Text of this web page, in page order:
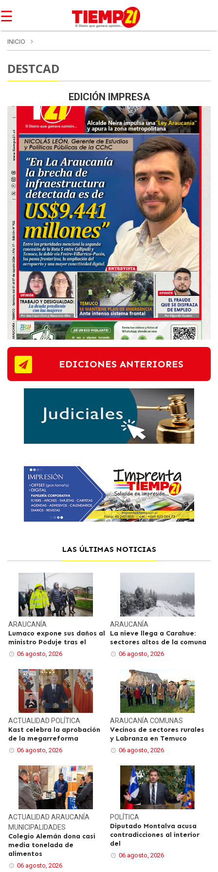
☰
INICIO
DESTCAD
EDICIÓN IMPRESA
EDICIONES ANTERIORES
LAS ÚLTIMAS NOTICIAS
ARAUCANÍA
Lumaco expone sus daños al
ministro Poduje tras el
06 agosto, 2026
ARAUCANÍA
La nieve llega a Carahue:
sectores altos de la comuna
06 agosto, 2026
ACTUALIDAD POLÍTICA
Kast celebra la aprobación
de la megarreforma
06 agosto, 2026
ARAUCANÍA COMUNAS
Vecinos de sectores rurales
y Labranza en Temuco
06 agosto, 2026
ACTUALIDADARAUCANÍA
MUNICIPALIDADES
Colegio Alemán dona casi
media tonelada de
alimentos
06 agosto, 2026
POLÍTICA
Diputado Montalva acusa
contradicciones al interior
del
06 agosto, 2026